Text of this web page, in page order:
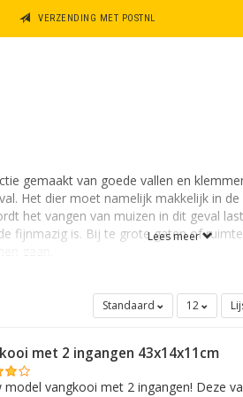
VERZENDING MET POSTNL
gemaakt van goede vallen en
Het dier moet namelijk makkelijk in
het vangen van muizen in dit geval
fijnmazig is. Bij te grote gaten of
of zoetigheid. Het aas plaatst u ofwel
u plaatst het aas helemaal achterin
te plaatsen. Meerdere kooien
Lees meer
Standaard 12
met 2 ingangen 43x14x11cm
model vangkooi met 2 ingangen! Deze